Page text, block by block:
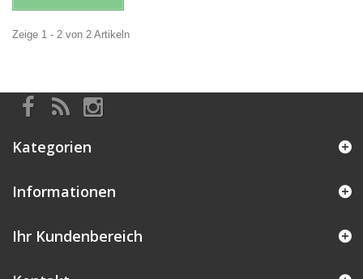
Zeige 1 - 2 von 2 Artikeln
Kategorien
Informationen
Ihr Kundenbereich